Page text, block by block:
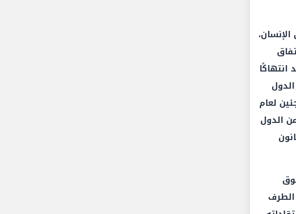
الاتحاد الأوروبي مع تركيا في مارس ٢٠١٦ يُعد انتهاكًا
لعام
الدول
الطرف